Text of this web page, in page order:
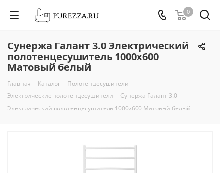
0
Сунержа Галант 3.0 Электрический
полотенцесушитель 1000х600
Матовый белый
Главная - Каталог - Полотенцесушители -
Электрические полотенцесушители - Сунержа Галант 3.0
Электрический полотенцесушитель 1000х600 Матовый белый